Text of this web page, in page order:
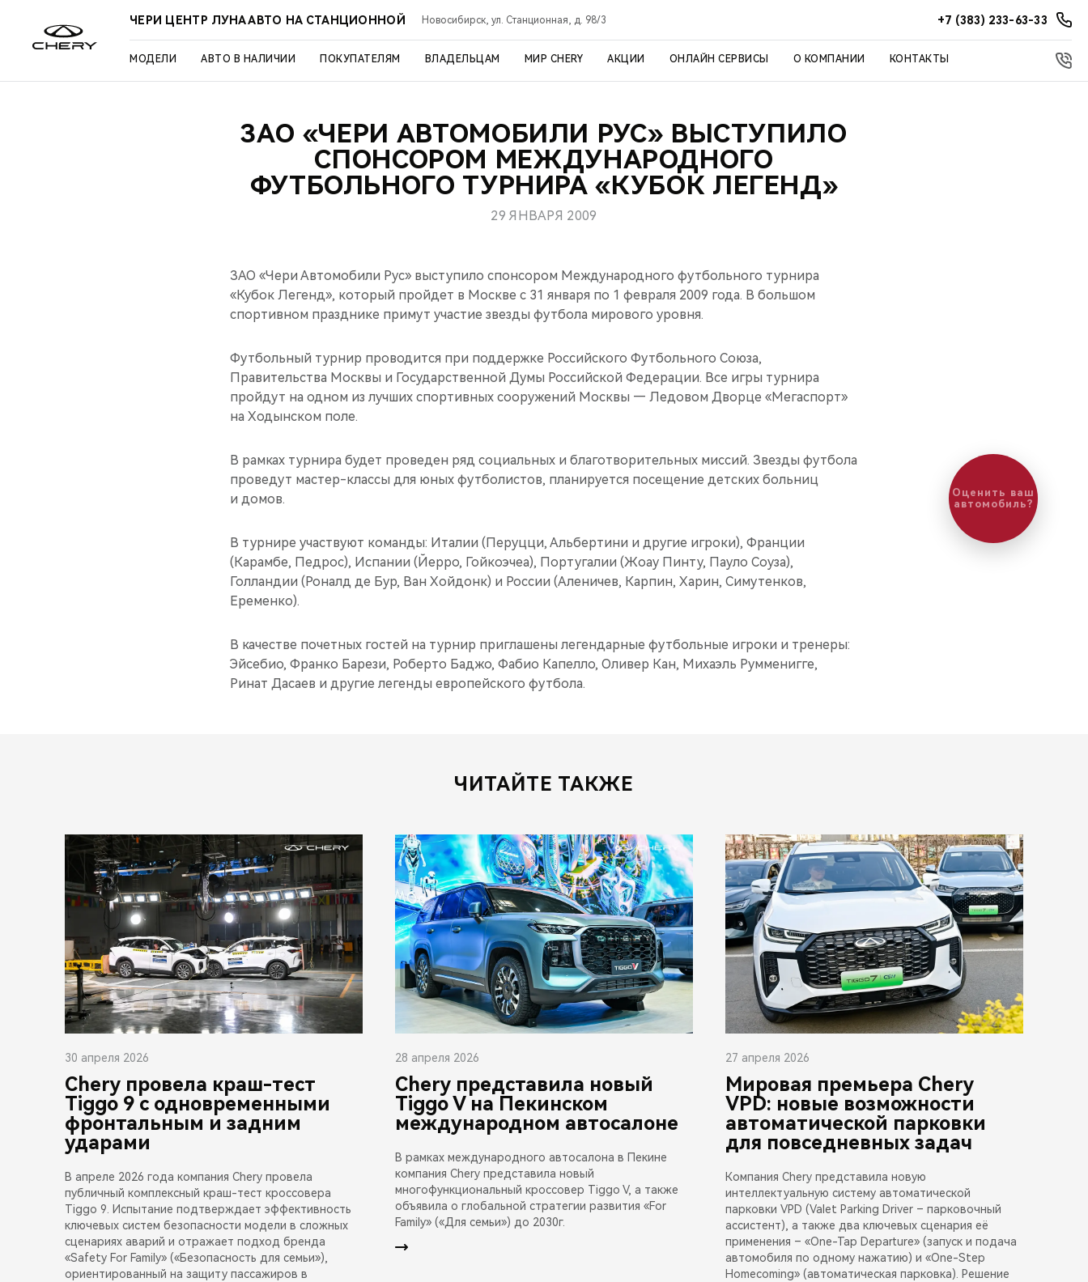
ЧЕРИ ЦЕНТР ЛУНА АВТО НА СТАНЦИОННОЙ Новосибирск, ул. Станционная, д. 98/3 +7 (383) 233-63-33
МОДЕЛИ АВТО В НАЛИЧИИ ПОКУПАТЕЛЯМ ВЛАДЕЛЬЦАМ МИР CHERY АКЦИИ ОНЛАЙН СЕРВИСЫ О КОМПАНИИ КОНТАКТЫ
ЗАО «ЧЕРИ АВТОМОБИЛИ РУС» ВЫСТУПИЛО
СПОНСОРОМ МЕЖДУНАРОДНОГО
ФУТБОЛЬНОГО ТУРНИРА «КУБОК ЛЕГЕНД»
29 ЯНВАРЯ 2009
ЗАО «Чери Автомобили Рус» выступило спонсором Международного футбольного турнира
«Кубок Легенд», который пройдет в Москве с 31 января по 1 февраля 2009 года. В большом
спортивном празднике примут участие звезды футбола мирового уровня.
Футбольный турнир проводится при поддержке Российского Футбольного Союза,
Правительства Москвы и Государственной Думы Российской Федерации. Все игры турнира
пройдут на одном из лучших спортивных сооружений Москвы — Ледовом Дворце «Мегаспорт»
на Ходынском поле.
В рамках турнира будет проведен ряд социальных и благотворительных миссий. Звезды футбола
проведут мастер-классы для юных футболистов, планируется посещение детских больниц
и домов.
В турнире участвуют команды: Италии (Перуцци, Альбертини и другие игроки), Франции
(Карамбе, Педрос), Испании (Йерро, Гойкоэчеа), Португалии (Жоау Пинту, Пауло Соуза),
Голландии (Роналд де Бур, Ван Хойдонк) и России (Аленичев, Карпин, Харин, Симутенков,
Еременко).
В качестве почетных гостей на турнир приглашены легендарные футбольные игроки и тренеры:
Эйсебио, Франко Барези, Роберто Баджо, Фабио Капелло, Оливер Кан, Михаэль Румменигге,
Ринат Дасаев и другие легенды европейского футбола.
ЧИТАЙТЕ ТАКЖЕ
30 апреля 2026
Chery провела краш-тест
Tiggo 9 с одновременными
фронтальным и задним
ударами
В апреле 2026 года компания Chery провела
публичный комплексный краш-тест кроссовера
Tiggo 9. Испытание подтверждает эффективность
ключевых систем безопасности модели в сложных
сценариях аварий и отражает подход бренда
«Safety For Family» («Безопасность для семьи»),
ориентированный на защиту пассажиров в
28 апреля 2026
Chery представила новый
Tiggo V на Пекинском
международном автосалоне
В рамках международного автосалона в Пекине
компания Chery представила новый
многофункциональный кроссовер Tiggo V, а также
объявила о глобальной стратегии развития «For
Family» («Для семьи») до 2030г.
27 апреля 2026
Мировая премьера Chery
VPD: новые возможности
автоматической парковки
для повседневных задач
Компания Chery представила новую
интеллектуальную систему автоматической
парковки VPD (Valet Parking Driver – парковочный
ассистент), а также два ключевых сценария её
применения – «One-Tap Departure» (запуск и подача
автомобиля по одному нажатию) и «One-Step
Homecoming» (автоматическая парковка). Решение
Оценить ваш
автомобиль?